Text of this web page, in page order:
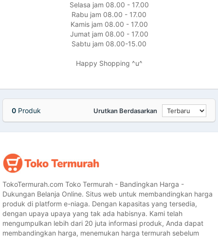
Selasa jam 08.00 - 17.00
Rabu jam 08.00 - 17.00
Kamis jam 08.00 - 17.00
Jumat jam 08.00 - 17.00
Sabtu jam 08.00-15.00
Happy Shopping ^u^
0 Produk Urutkan Berdasarkan
TokoTermurah.com Toko Termurah - Bandingkan Harga -
Dukungan Belanja Online. Situs web untuk membandingkan harga
produk di platform e-niaga. Dengan kapasitas yang tersedia,
dengan upaya upaya yang tak ada habisnya. Kami telah
mengumpulkan lebih dari 20 juta informasi produk, Anda dapat
membandingkan harga, menemukan harga termurah sebelum